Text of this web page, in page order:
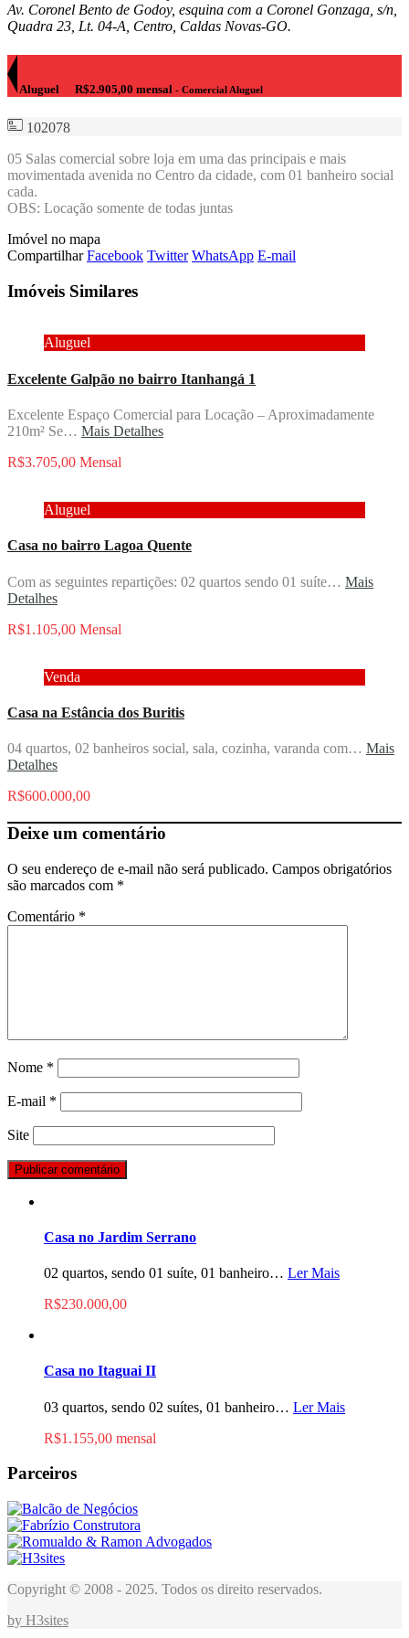
Av. Coronel Bento de Godoy, esquina com a Coronel Gonzaga, s/n,
Quadra 23, Lt. 04-A, Centro, Caldas Novas-GO.
Aluguel R$2.905,00 mensal - Comercial Aluguel
102078
05 Salas comercial sobre loja em uma das principais e mais
movimentada avenida no Centro da cidade, com 01 banheiro social
cada.
OBS: Locação somente de todas juntas
Imóvel no mapa
Compartilhar Facebook Twitter WhatsApp E-mail
Imóveis Similares
Aluguel
Excelente Galpão no bairro Itanhangá 1
Excelente Espaço Comercial para Locação – Aproximadamente
210m² Se… Mais Detalhes
R$3.705,00 Mensal
Aluguel
Casa no bairro Lagoa Quente
Com as seguintes repartições: 02 quartos sendo 01 suíte… Mais
Detalhes
R$1.105,00 Mensal
Venda
Casa na Estância dos Buritis
04 quartos, 02 banheiros social, sala, cozinha, varanda com… Mais
Detalhes
R$600.000,00
Deixe um comentário
O seu endereço de e-mail não será publicado. Campos obrigatórios
são marcados com *
Comentário *
Nome *
E-mail *
Site
Casa no Jardim Serrano
02 quartos, sendo 01 suíte, 01 banheiro… Ler Mais
R$230.000,00
Casa no Itaguai II
03 quartos, sendo 02 suítes, 01 banheiro… Ler Mais
R$1.155,00 mensal
Parceiros
Copyright © 2008 - 2025. Todos os direito reservados.
by H3sites